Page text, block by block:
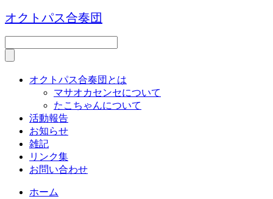
オクトパス合奏団
オクトパス合奏団とは
マサオカセンセについて
たこちゃんについて
活動報告
お知らせ
雑記
リンク集
お問い合わせ
ホーム